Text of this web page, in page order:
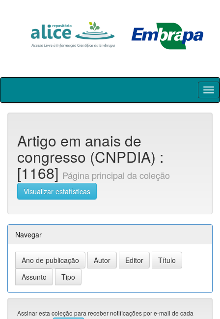
Skip
Artigo em anais de
congresso (CNPDIA) :
[1168] Página principal da coleção
Visualizar estatísticas
Navegar
Assinar esta coleção para receber notificações por e-mail de cada